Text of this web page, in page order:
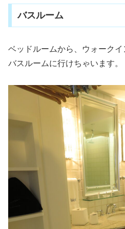
バスルーム
ベッドルームから、ウォーク
バスルームに行けちゃいます。